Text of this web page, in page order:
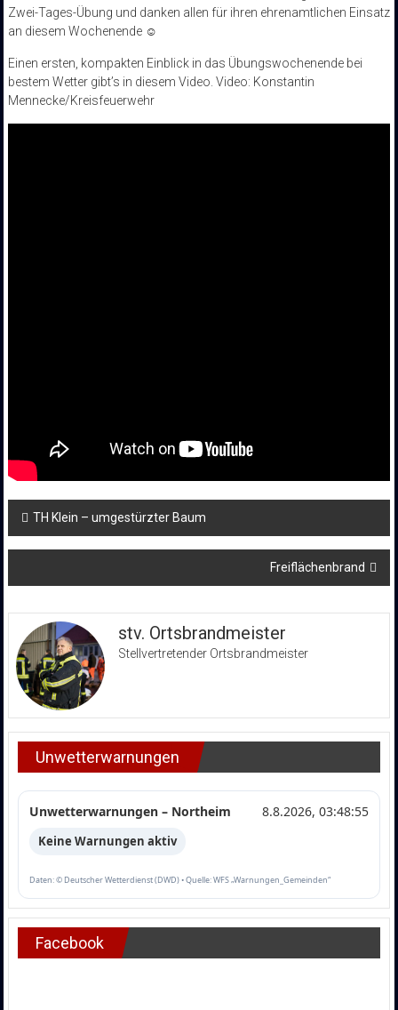
Zwei-Tages-Übung und danken allen für ihren ehrenamtlichen Einsatz
an diesem Wochenende ☺️
Einen ersten, kompakten Einblick in das Übungswochenende bei
bestem Wetter gibt’s in diesem Video. Video: Konstantin
Mennecke/Kreisfeuerwehr
Beitragsnavigation
TH Klein – umgestürzter Baum
Freiflächenbrand
stv. Ortsbrandmeister
Stellvertretender Ortsbrandmeister
Unwetterwarnungen
Unwetterwarnungen – Northeim 8.8.2026, 03:48:55
Keine Warnungen aktiv
Daten: © Deutscher Wetterdienst (DWD) • Quelle: WFS „Warnungen_Gemeinden“
Facebook